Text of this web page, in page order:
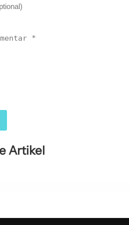
Artikel
KI, um das wahre Ausmaß der